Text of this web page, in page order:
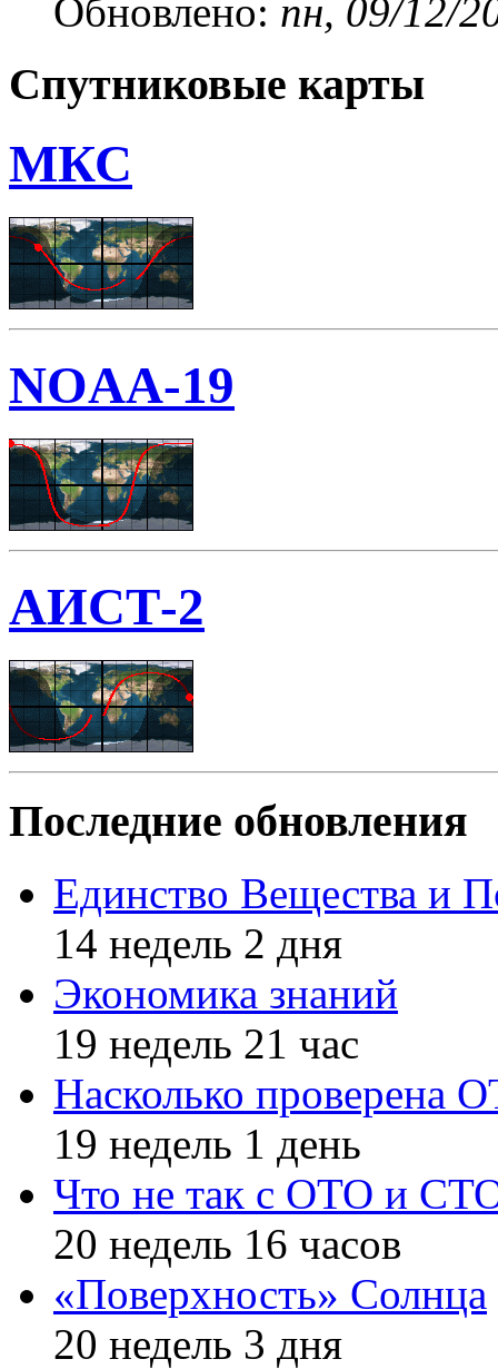
Обновлено: пн, 09/12/
Спутниковые карты
МКС
NOAA-19
АИСТ-2
Последние обновления
Единство Вещества и
14 недель 2 дня
Экономика знаний
19 недель 21 час
Насколько проверена
19 недель 1 день
Что не так с ОТО и
20 недель 16 часов
«Поверхность» Солнца
20 недель 3 дня